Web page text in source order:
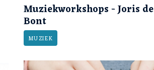
Muziekworkshops - Joris de
Bont
MUZIEK